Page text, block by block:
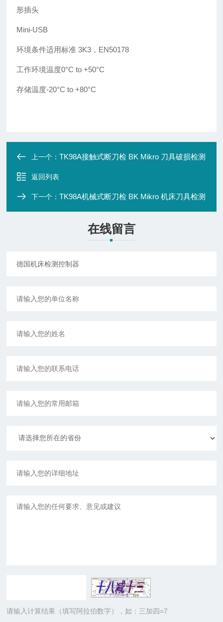
形插头
Mini-USB
环境条件适用标准 3K3，EN50178
工作环境温度0°C to +50°C
存储温度-20°C to +80°C
上一个：TK98A接触式断刀检 BK Mikro 刀具破损检测
返回列表
下一个：TK98A机械式断刀检 BK Mikro 机床刀具检测
在线留言
请输入计算结果（填写阿拉伯数字），如：三加四=7